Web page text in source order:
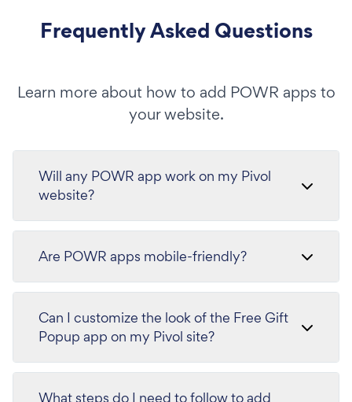
Frequently Asked Questions
Learn more about how to add POWR apps to
your website.
Will any POWR app work on my Pivol
website?
Are POWR apps mobile-friendly?
Can I customize the look of the Free Gift
Popup app on my Pivol site?
What steps do I need to follow to add